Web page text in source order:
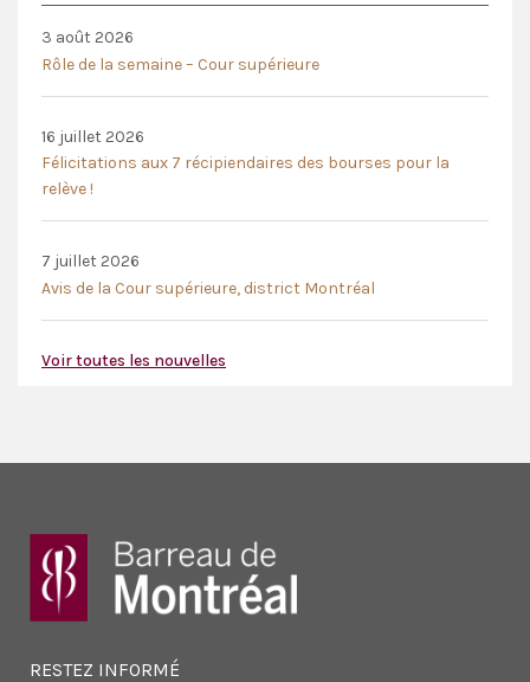
3 août 2026
Rôle de la semaine – Cour supérieure
16 juillet 2026
Félicitations aux 7 récipiendaires des bourses pour la
relève !
7 juillet 2026
Avis de la Cour supérieure, district Montréal
Voir toutes les nouvelles
RESTEZ INFORMÉ